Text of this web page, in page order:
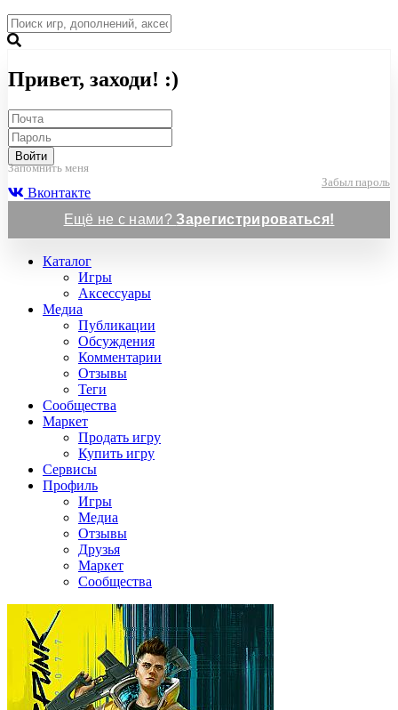
Привет, заходи! :)
Войти
Запомнить меня
Забыл пароль
Вконтакте
Ещё не с нами?Зарегистрироваться!
Каталог
Игры
Аксессуары
Медиа
Публикации
Обсуждения
Комментарии
Отзывы
Теги
Сообщества
Маркет
Продать игру
Купить игру
Сервисы
Профиль
Игры
Медиа
Отзывы
Друзья
Маркет
Сообщества